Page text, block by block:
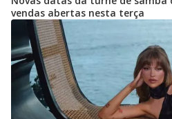
vendas abertas nesta terça